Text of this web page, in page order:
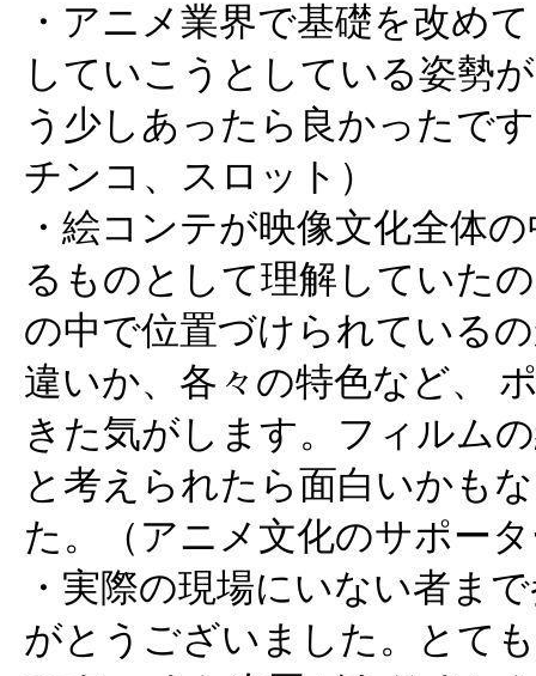
・アニメ業界で基礎を改め
していこうとしている姿勢
う少しあったら良かったで
チンコ、スロット）
・絵コンテが映像文化全体
るものとして理解していた
の中で位置づけられている
違いか、各々の特色など、
きた気がします。フィルム
と考えられたら面白いかも
た。（アニメ文化のサポー
・実際の現場にいない者ま
がとうございました。とて